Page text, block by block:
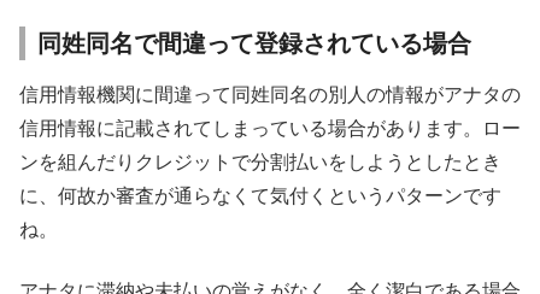
同姓同名で間違って登録されている場合
信用情報機関に間違って同姓同名の別人の情報がアナタの
信用情報に記載されてしまっている場合があります。ロー
ンを組んだりクレジットで分割払いをしようとしたとき
に、何故か審査が通らなくて気付くというパターンです
ね。